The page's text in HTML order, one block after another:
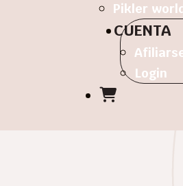
Pikler
CUENTA
Login